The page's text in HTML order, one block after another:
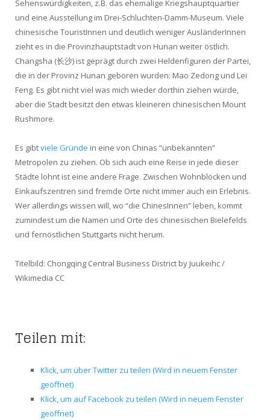
Sehenswürdigkeiten, z.B. das ehemalige Kriegshauptquartier
und eine Ausstellung im Drei-Schluchten-Damm-Museum. Viele
chinesische TouristInnen und deutlich weniger AusländerInnen
zieht es in die Provinzhauptstadt von Hunan weiter östlich.
Changsha (长沙) ist geprägt durch zwei Heldenfiguren der Partei,
die in der Provinz Hunan geboren wurden: Mao Zedong und Lei
Feng. Es gibt nicht viel was mich wieder dorthin ziehen würde,
aber die Stadt besitzt den etwas kleineren chinesischen Mount
Rushmore.
Es gibtviele Gründe in eine von Chinas “unbekannten”
Metropolen zu ziehen. Ob sich auch eine Reise in jede dieser
Städte lohnt ist eine andere Frage. Zwischen Wohnblöcken und
Einkaufszentren sind fremde Orte nicht immer auch ein Erlebnis.
Wer allerdings wissen will, wo “die ChinesInnen” leben, kommt
zumindest um die Namen und Orte des chinesischen Bielefelds
und fernöstlichen Stuttgarts nicht herum.
Titelbild: Chongqing Central Business District by Juukeihc /
Wikimedia CC
Teilen mit:
Klick, um über Twitter zu teilen (Wird in neuem Fenster
geöffnet)
Klick, um auf Facebook zu teilen (Wird in neuem Fenster
geöffnet)